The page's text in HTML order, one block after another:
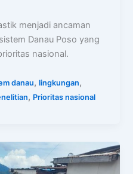
menjadi ancaman
Danau Poso yang
nasional.
danau,lingkungan,
, Prioritas nasional